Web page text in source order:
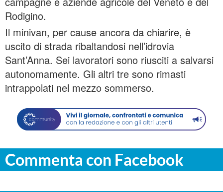
Rodigino.
Il minivan, per cause ancora da chiarire, è
uscito di strada ribaltandosi nell’idrovia
Sant’Anna. Sei lavoratori sono riusciti a salvarsi
autonomamente. Gli altri tre sono rimasti
intrappolati nel mezzo sommerso.
Commenta con Facebook